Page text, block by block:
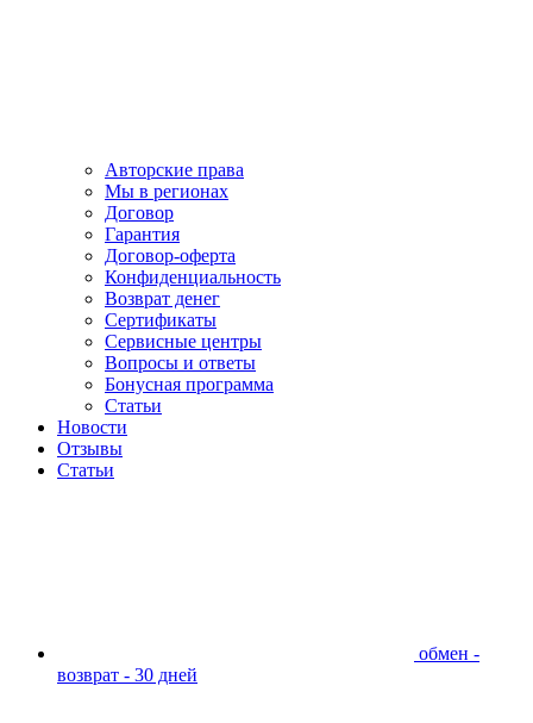
Авторские права
Мы в регионах
Договор
Гарантия
Договор-оферта
Конфиденциальность
Возврат денег
Сертификаты
Сервисные центры
Вопросы и ответы
Бонусная программа
Статьи
Новости
Отзывы
Статьи
обмен -
возврат - 30 дней